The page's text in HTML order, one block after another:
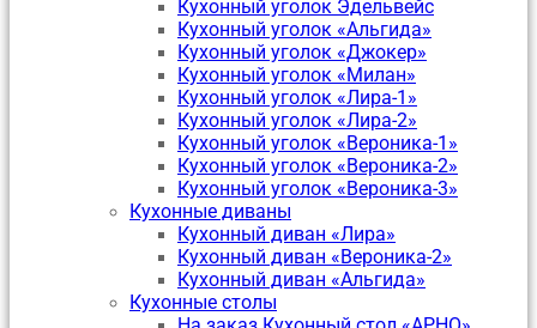
Кухонный уголок Эдельвейс
Кухонный уголок «Альгида»
Кухонный уголок «Джокер»
Кухонный уголок «Милан»
Кухонный уголок «Лира-1»
Кухонный уголок «Лира-2»
Кухонный уголок «Вероника-1»
Кухонный уголок «Вероника-2»
Кухонный уголок «Вероника-3»
Кухонные диваны
Кухонный диван «Лира»
Кухонный диван «Вероника-2»
Кухонный диван «Альгида»
Кухонные столы